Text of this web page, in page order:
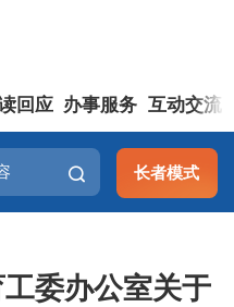
回应 办事服务 互动交流
长者模式
委办公室关于